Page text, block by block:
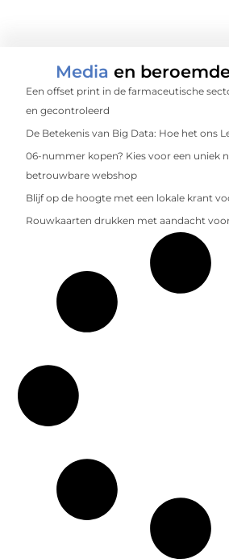
Media en
Een offset print in de farmaceutische
en gecontroleerd
De Betekenis van Big Data: Hoe het ons
06-nummer kopen? Kies voor een uniek
betrouwbare webshop
Blijf op de hoogte met een lokale krant
Rouwkaarten drukken met aandacht